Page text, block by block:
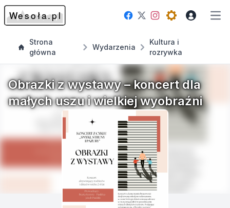
Facebook
TwitterInstagram
Open theme
Strona
główna
Wydarzenia
Kultura i
rozrywka
Obrazki z wystawy – koncert dla
małych uszu i wielkiej wyobraźni